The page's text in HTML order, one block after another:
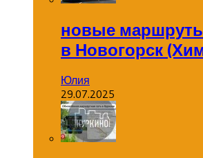
новые маршруты
в Новогорск
Юлия
29.07.2025